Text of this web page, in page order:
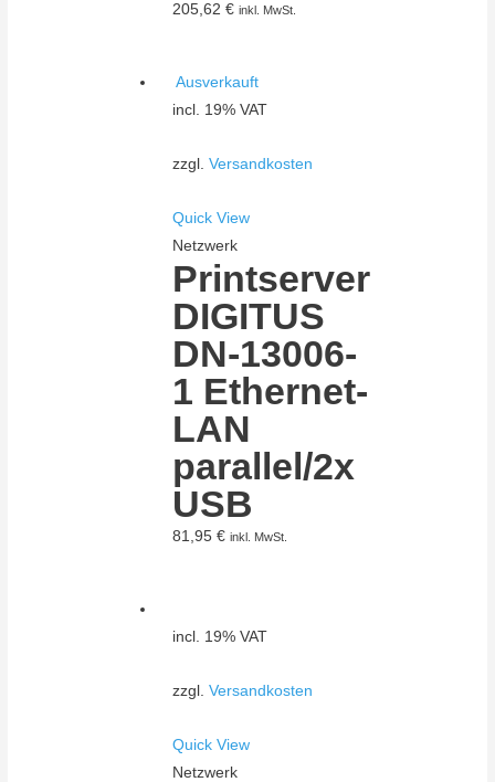
205,62 € inkl. MwSt.
Ausverkauft
incl. 19% VAT
zzgl. Versandkosten
Quick View
Netzwerk
Printserver
DIGITUS
DN-13006-
1 Ethernet-
LAN
parallel/2x
USB
81,95 € inkl. MwSt.
incl. 19% VAT
zzgl. Versandkosten
Quick View
Netzwerk